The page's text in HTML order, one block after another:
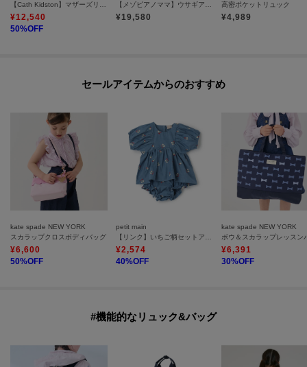
【Cath Kidston】マザーズリュック容量約23L
¥12,540
50%OFF
【メゾピアノママ】ウサギアップリケマザーズバッグショルダー付
¥19,580
高密ポケットリュック
¥4,989
セールアイテムからのおすすめ
kate spade NEW YORK
スカラップクロスボディバッグ
¥6,600
50%OFF
petit main
¥2,574
40%OFF
kate spade NEW YORK
¥6,391
30%OFF
#機能的なリュック&バッグ